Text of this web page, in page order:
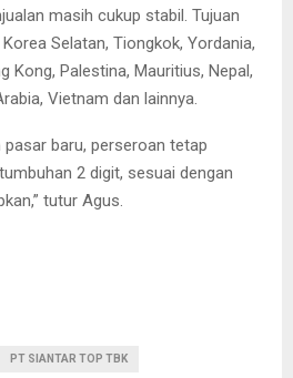
masih cukup stabil. Tujuan
Selatan, Tiongkok, Yordania,
Kong, Palestina, Mauritius, Nepal,
Vietnam dan lainnya.
pasar baru, perseroan tetap
2 digit, sesuai dengan
tutur Agus.
PT SIANTAR TOP TBK